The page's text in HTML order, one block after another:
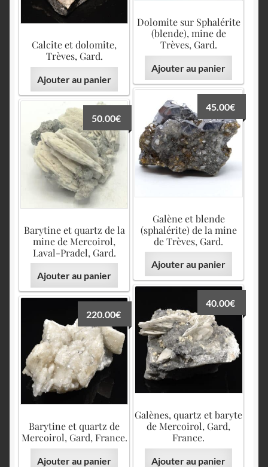
Dolomite sur Sphalérite
(blende), mine de
Trèves, Gard.
Ajouter au panier
Calcite et dolomite,
Trèves, Gard.
Ajouter au panier
Galène et blende
(sphalérite) de la mine
de Trèves, Gard.
45.00€
Ajouter au panier
Barytine et quartz de la
mine de Mercoirol,
Laval-Pradel, Gard.
50.00€
Ajouter au panier
Galènes, quartz et baryte
de Mercoirol, Gard,
France.
40.00€
Ajouter au panier
Barytine et quartz de
Mercoirol, Gard, France.
220.00€
Ajouter au panier